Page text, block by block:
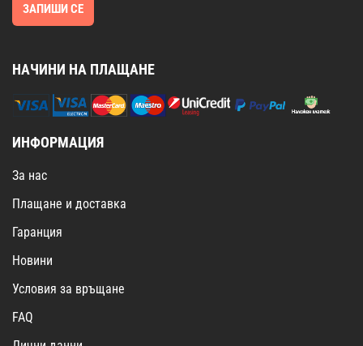
ЗАПИШИ СЕ
НАЧИНИ НА ПЛАЩАНЕ
ИНФОРМАЦИЯ
За нас
Плащане и доставка
Гаранция
Новини
Условия за връщане
FAQ